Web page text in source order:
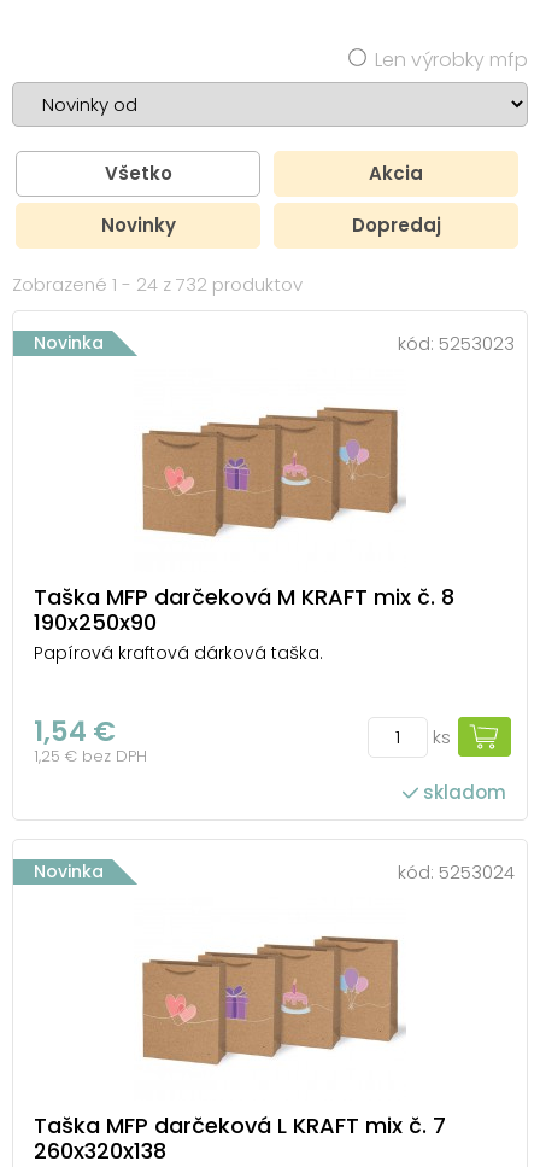
Len výrobky mfp
Všetko Akcia
Novinky Dopredaj
Zobrazené 1 - 24 z 732 produktov
Novinka kód: 5253023
Taška MFP darčeková M KRAFT mix č. 8
190x250x90
Papírová kraftová dárková taška.
1,54 €
1,25 € bez DPH
ks
skladom
Novinka kód: 5253024
Taška MFP darčeková L KRAFT mix č. 7
260x320x138